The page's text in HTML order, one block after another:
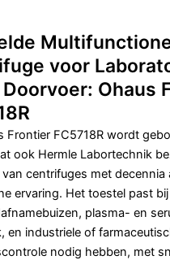
voor
Ohaus
Frontier FC5718R wordt
ook Hermle Labortechnik
centrifuges met decennia
ervaring. Het toestel past
plasma- en
en industriele of
nodig hebben, met